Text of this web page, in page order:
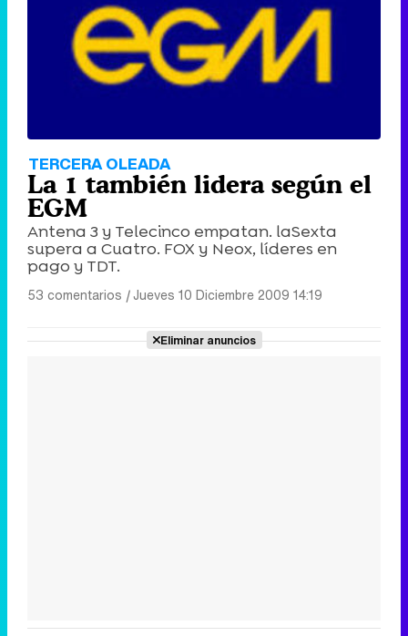
TERCERA OLEADA
La 1 también lidera según el
EGM
Antena 3 y Telecinco empatan. laSexta
supera a Cuatro. FOX y Neox, líderes en
pago y TDT.
53 comentarios |Jueves 10 Diciembre 2009 14:19
Eliminar anuncios